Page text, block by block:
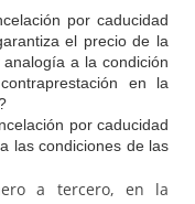
por caducidad
el precio de la
a la condición
en la
por caducidad
las condiciones de las
a tercero, en la